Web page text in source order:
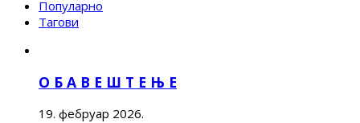
Популарно
Тагови
О Б А В Е Ш Т Е Њ Е
19. фебруар 2026.